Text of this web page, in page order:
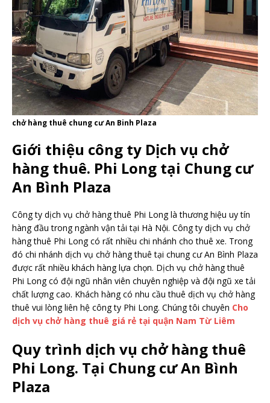
chở hàng thuê chung cư An Binh Plaza
Giới thiệu công ty Dịch vụ chở
hàng thuê. Phi Long tại Chung cư
An Bình Plaza
Công ty dịch vụ chở hàng thuê Phi Long là thương hiệu uy tín
hàng đầu trong ngành vận tải tại Hà Nội. Công ty dịch vụ chở
hàng thuê Phi Long có rất nhiều chi nhánh cho thuê xe. Trong
đó chi nhánh dịch vụ chở hàng thuê tại chung cư An Bình Plaza
được rất nhiều khách hàng lựa chọn. Dịch vụ chở hàng thuê
Phi Long có đội ngũ nhân viên chuyên nghiệp và đội ngũ xe tải
chất lượng cao. Khách hàng có nhu cầu thuê dịch vụ chở hàng
thuê vui lòng liên hệ công ty Phi Long. Chúng tôi chuyên Cho
dịch vụ chở hàng thuê giá rẻ tại quận Nam Từ Liêm
Quy trình dịch vụ chở hàng thuê
Phi Long. Tại Chung cư An Bình
Plaza